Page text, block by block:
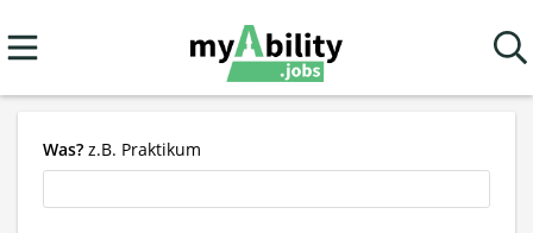
Was? z.B. Praktikum